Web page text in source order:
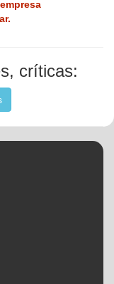
críticas: